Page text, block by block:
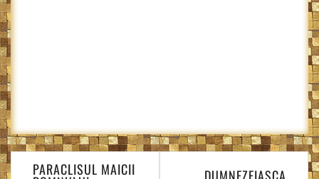
Navigare
PARACLISUL MAICII